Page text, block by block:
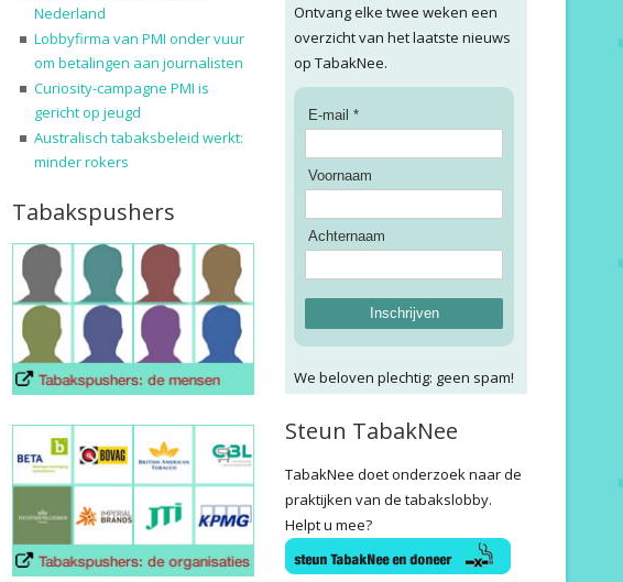
Nederland
Lobbyfirma van PMI onder vuur
om betalingen aan journalisten
Curiosity-campagne PMI is
gericht op jeugd
Australisch tabaksbeleid werkt:
minder rokers
Tabakspushers
Ontvang elke twee weken een
overzicht van het laatste nieuws
op TabakNee.
E-mail *
Voornaam
Achternaam
Inschrijven
We beloven plechtig: geen spam!
Steun TabakNee
TabakNee doet onderzoek naar de
praktijken van de tabakslobby.
Helpt u mee?